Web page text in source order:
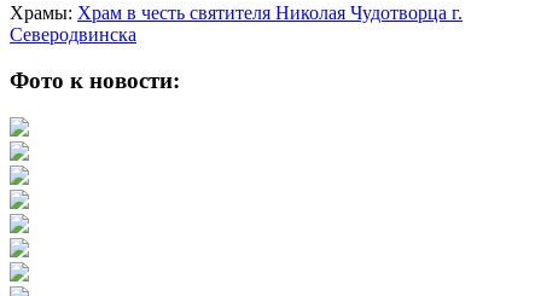
Храмы: Храм в честь святителя Николая Чудотворца г.
Северодвинска
Фото к новости: